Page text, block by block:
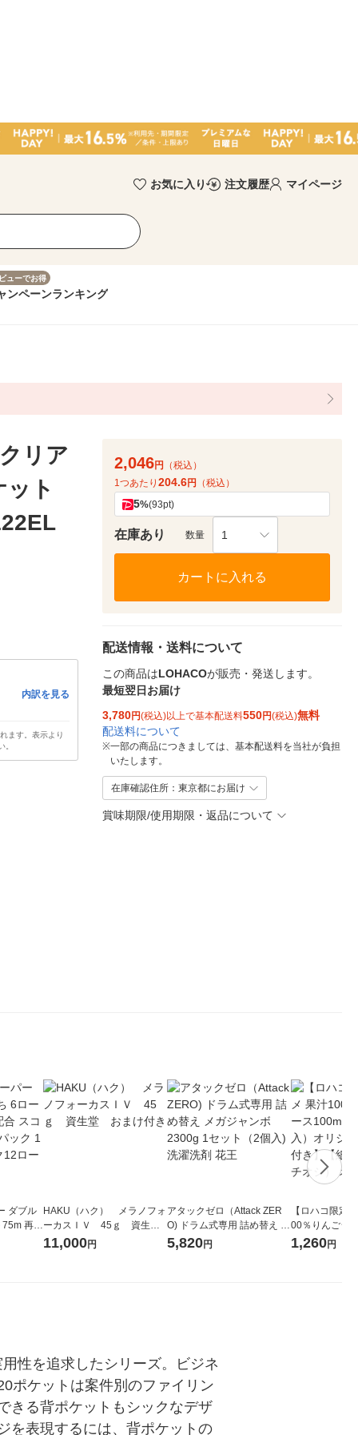
お気に入り 注文履歴 マイページ
ューでお得
ンペーンランキング
リア
ット
内訳を見る
ます。表示より
。
2,046円
（税込）
1つあたり 204.6円 （税込）
5%(93pt)
在庫あり 数量 1
カートに入れる
配送情報・送料について
この商品はLOHACOが販売・発送します。
最短翌日お届け
3,780円(税込)以上で基本配送料550円(税込)無料
配送料について
※一部の商品につきましては、基本配送料を当社が負担
いたします。
在庫確認住所：東京都にお届け
賞味期限/使用期限・返品について
ダブル
ラワー
ック12
HAKU（ハク） メラノフォ
ーカスＩＶ 45ｇ 資生
堂 おまけ付き
11,000円
アタックゼロ（Attack ZER
O) ドラム式専用 詰め替え メ
ガジャンボ 2300g 1セット
（2個入) 洗濯洗剤 花王
5,820円
【ロハコ限定
00％りんごジ
箱（18本入）
【クイズ付き
1,260円
性を追求したシリーズ。ビジネ
ポケットは案件別のファイリン
きる背ポケットもシックなデザ
を表現するには、背ポケットの